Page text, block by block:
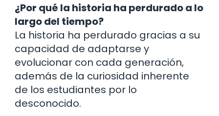
¿Por qué la historia ha perdurado a lo
largo del tiempo?
La historia ha perdurado gracias a su
capacidad de adaptarse y
evolucionar con cada generación,
además de la curiosidad inherente
de los estudiantes por lo
desconocido.